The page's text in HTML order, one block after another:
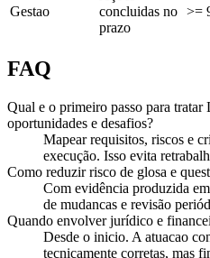
Gestao
concluidas no
prazo
>=
FAQ
Qual e o primeiro passo para tratar
oportunidades e desafios?
Mapear requisitos, riscos e
execução. Isso evita
Como reduzir risco de glosa e
Com evidência produzida
de mudancas e revisão
Quando envolver jurídico e
Desde o inicio. A atuacao
tecnicamente corretas, mas